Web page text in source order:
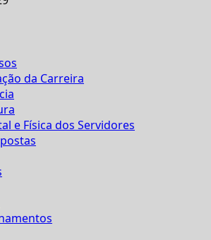
da Carreira
e Física dos Servidores